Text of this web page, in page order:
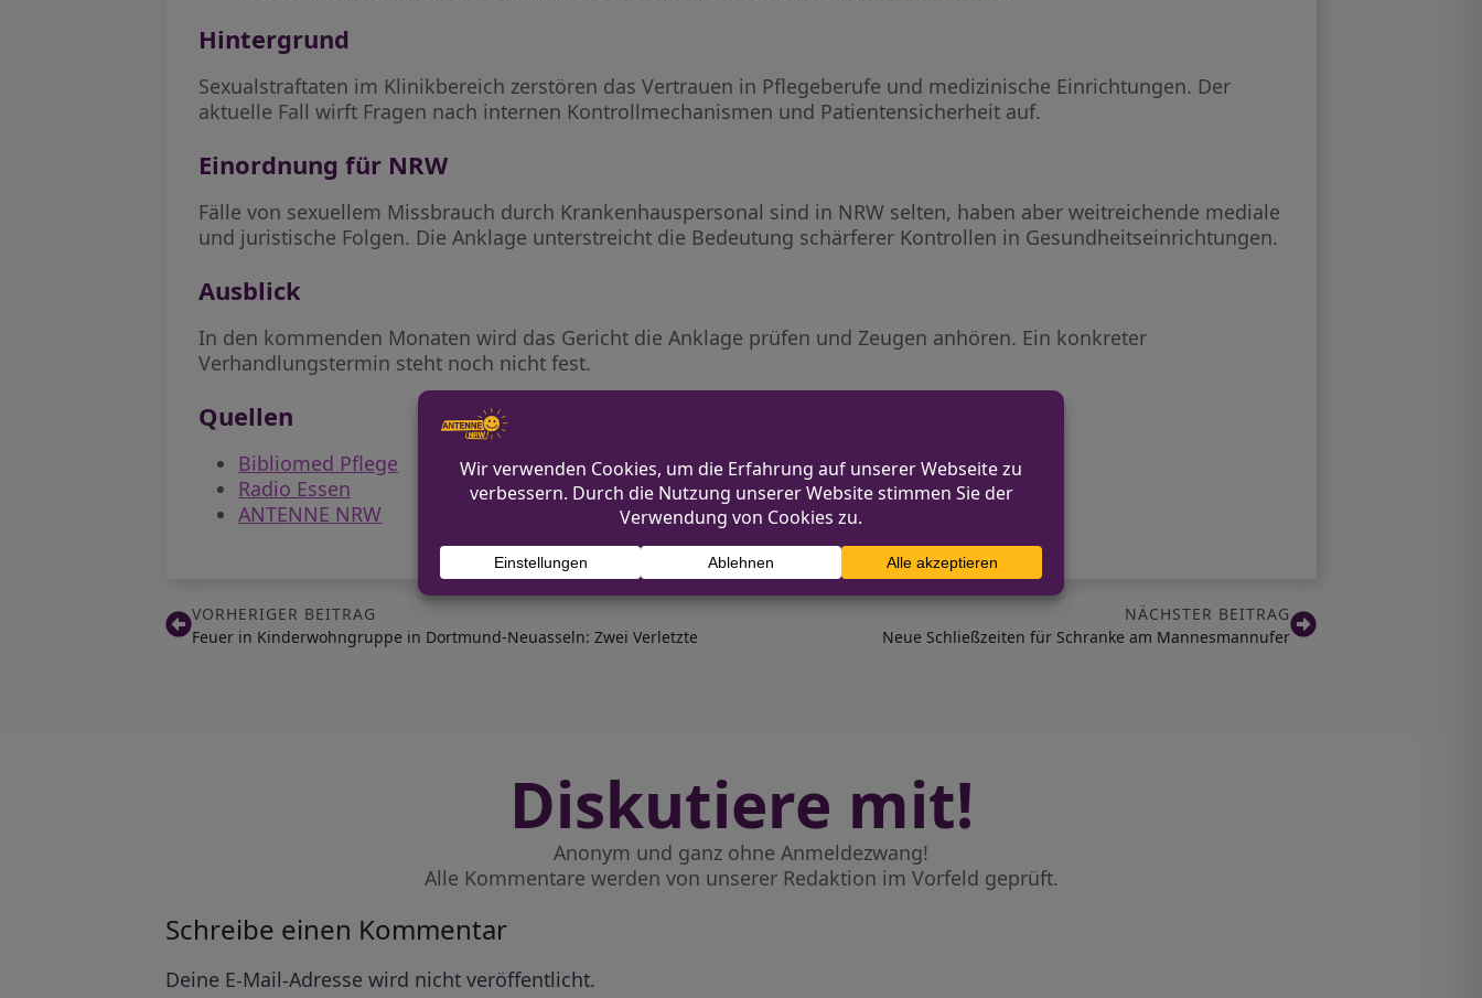
Hintergrund
Sexualstraftaten im Klinikbereich zerstören das Vertrauen in Pflegeberufe und medizinische Einrichtungen. Der
aktuelle Fall wirft Fragen nach internen Kontrollmechanismen und Patientensicherheit auf.
Einordnung für NRW
Fälle von sexuellem Missbrauch durch Krankenhauspersonal sind in NRW selten, haben aber weitreichende mediale
und juristische Folgen. Die Anklage unterstreicht die Bedeutung schärferer Kontrollen in Gesundheitseinrichtungen.
Ausblick
In den kommenden Monaten wird das Gericht die Anklage prüfen und Zeugen anhören. Ein konkreter
Verhandlungstermin steht noch nicht fest.
Quellen
Bibliomed Pflege
Radio Essen
ANTENNE NRW
VORHERIGER BEITRAG
Feuer in Kinderwohngruppe in Dortmund-Neuasseln: Zwei Verletzte
NÄCHSTER BEITRAG
Neue Schließzeiten für Schranke am Mannesmannufer
Diskutiere mit!
Anonym und ganz ohne Anmeldezwang!
Alle Kommentare werden von unserer Redaktion im Vorfeld geprüft.
Schreibe einen Kommentar
Deine E-Mail-Adresse wird nicht veröffentlicht.